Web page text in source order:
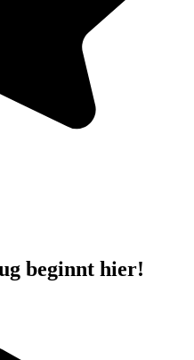
beginnt hier!